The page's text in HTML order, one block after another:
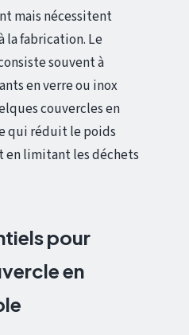
mais nécessitent
la fabrication. Le
souvent à
en verre ou inox
couvercles en
qui réduit le poids
en limitant les déchets
pour
en